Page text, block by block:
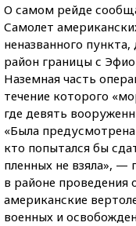
О самом рейде
Самолет
неназванного
район границы с
Наземная часть
течение которого
где девять
«Была
кто попытался бы
пленных не взяла», —
в районе проведения
американские
военных и